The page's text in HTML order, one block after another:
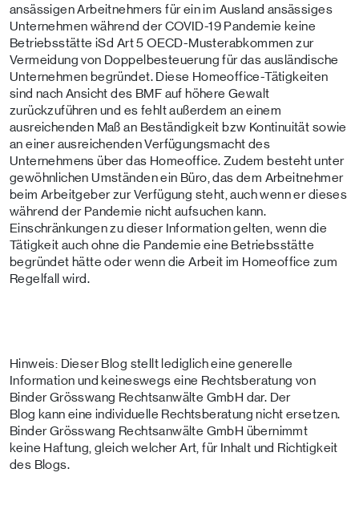
ansässigen Arbeitnehmers für ein im Ausland ansässiges
Unternehmen während der COVID-19 Pandemie keine
Betriebsstätte iSd Art 5 OECD-Musterabkommen zur
Vermeidung von Doppelbesteuerung für das ausländische
Unternehmen begründet. Diese Homeoffice-Tätigkeiten
sind nach Ansicht des BMF auf höhere Gewalt
zurückzuführen und es fehlt außerdem an einem
ausreichenden Maß an Beständigkeit bzw Kontinuität sowie
an einer ausreichenden Verfügungsmacht des
Unternehmens über das Homeoffice. Zudem besteht unter
gewöhnlichen Umständen ein Büro, das dem Arbeitnehmer
beim Arbeitgeber zur Verfügung steht, auch wenn er dieses
während der Pandemie nicht aufsuchen kann.
Einschränkungen zu dieser Information gelten, wenn die
Tätigkeit auch ohne die Pandemie eine Betriebsstätte
begründet hätte oder wenn die Arbeit im Homeoffice zum
Regelfall wird.
Hinweis: Dieser Blog stellt lediglich eine generelle
Information und keineswegs eine Rechtsberatung von
Binder Grösswang Rechtsanwälte GmbH dar. Der
Blog kann eine individuelle Rechtsberatung nicht ersetzen.
Binder Grösswang Rechtsanwälte GmbH übernimmt
keine Haftung, gleich welcher Art, für Inhalt und Richtigkeit
des Blogs.